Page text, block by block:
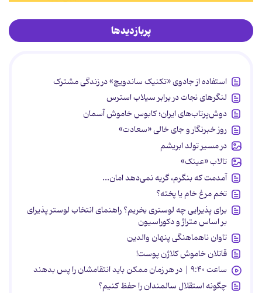
پربازدیدها
استفاده از جادوی «تکنیک ساندویچ» در زندگی مشترک
لنگرهای نجات در برابر سیلاب استرس
دوش‌پرتاب‌های ایران؛ کابوس خاموش آسمان
روز خبرنگار و جای خالی «سعادت»
در مسیر تولد ابریشم
تالاب «عینک»
آمدمت که بنگرم، گریه نمی‌دهد امان...
تخم مرغ خام یا پخته؟
برای پذیرایی چه لوستری بخریم؟ راهنمای انتخاب لوستر پذیرای
بر اساس متراژ و دکوراسیون
تاوان ناهماهنگی پنهان والدین
قاتلان خاموش کلاژن پوست!
ساعت ۹:۴۰ | در هر زمان ممکن باید انتقامشان را پس بدهند
چگونه استقلال سالمندان را حفظ کنیم؟